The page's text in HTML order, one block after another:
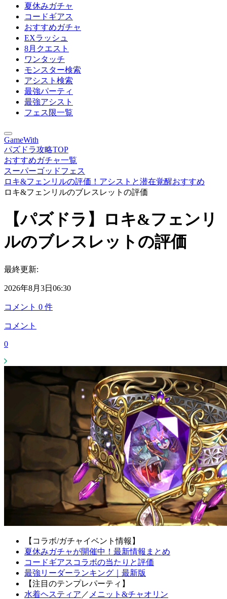
夏休みガチャ
コードギアス
おすすめガチャ
EXラッシュ
8月クエスト
ワンタッチ
モンスター検索
アシスト検索
最強パーティ
最強アシスト
フェス限一覧
GameWith
パズドラ攻略TOP
おすすめガチャ一覧
スーパーゴッドフェス
ロキ&フェンリルの評価！アシストと潜在覚醒おすすめ
ロキ&フェンリルのブレスレットの評価
【パズドラ】ロキ&フェンリ
ルのブレスレットの評価
最終更新:
2026年8月3日06:30
コメント 0 件
コメント
0
【コラボ/ガチャイベント情報】
夏休みガチャが開催中！最新情報まとめ
コードギアスコラボの当たりと評価
最強リーダーランキング｜最新版
【注目のテンプレパーティ】
水着ヘスティア ／ メニット&チャオリン